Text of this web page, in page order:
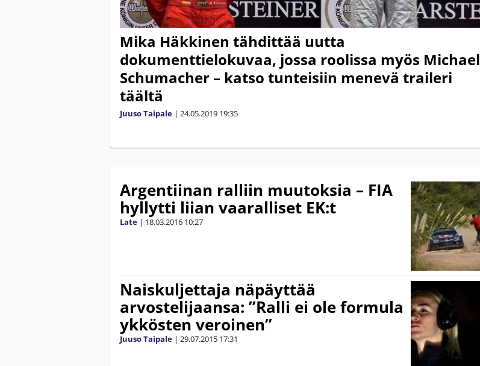
Mika Häkkinen tähdittää uutta
dokumenttielokuvaa, jossa roolissa myös Michael
Schumacher – katso tunteisiin menevä traileri
täältä
Juuso Taipale | 24.05.2019 19:35
Argentiinan ralliin muutoksia – FIA
hyllytti liian vaaralliset EK:t
Late | 18.03.2016 10:27
Naiskuljettaja näpäyttää
arvostelijaansa: ”Ralli ei ole formula
ykkösten veroinen”
Juuso Taipale | 29.07.2015 17:31